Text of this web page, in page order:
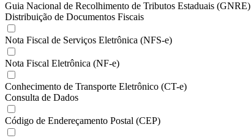
Guia Nacional de Recolhimento de Tributos Estaduais (GNRE)
Distribuição de Documentos Fiscais
Nota Fiscal de Serviços Eletrônica (NFS-e)
Nota Fiscal Eletrônica (NF-e)
Conhecimento de Transporte Eletrônico (CT-e)
Consulta de Dados
Código de Endereçamento Postal (CEP)